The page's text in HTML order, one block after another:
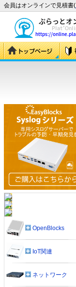
会員はオンラインで見積書(
OpenBlocks
IoT関連
ネットワーク